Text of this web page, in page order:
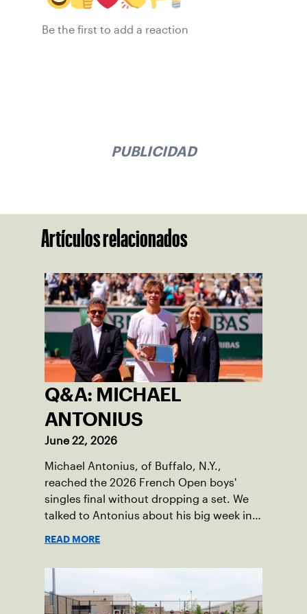
Be the first to add a reaction
PUBLICIDAD
Artículos relacionados
Q&A: MICHAEL
ANTONIUS
June 22, 2026
Michael Antonius, of Buffalo, N.Y.,
reached the 2026 French Open boys'
singles final without dropping a set. We
talked to Antonius about his big week in
READ MORE